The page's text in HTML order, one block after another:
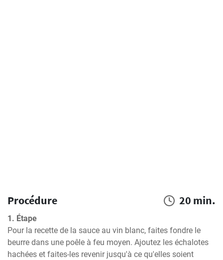
Procédure 20 min.
1. Étape
Pour la recette de la sauce au vin blanc, faites fondre le
beurre dans une poêle à feu moyen. Ajoutez les échalotes
hachées et faites-les revenir jusqu'à ce qu'elles soient